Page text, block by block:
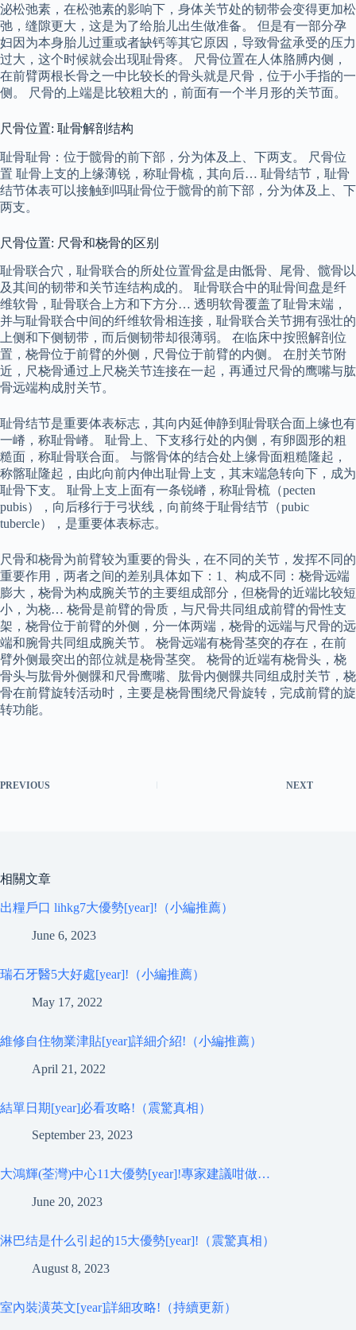
泌松弛素，在松弛素的影响下，身体关节处的韧带会变得更加松
弛，缝隙更大，这是为了给胎儿出生做准备。 但是有一部分孕
妇因为本身胎儿过重或者缺钙等其它原因，导致骨盆承受的压力
过大，这个时候就会出现耻骨疼。 尺骨位置在人体胳膊内侧，
在前臂两根长骨之一中比较长的骨头就是尺骨，位于小手指的一
侧。 尺骨的上端是比较粗大的，前面有一个半月形的关节面。
尺骨位置: 耻骨解剖结构
耻骨耻骨：位于髋骨的前下部，分为体及上、下两支。 尺骨位
置 耻骨上支的上缘薄锐，称耻骨梳，其向后… 耻骨结节，耻骨
结节体表可以接触到吗耻骨位于髋骨的前下部，分为体及上、下
两支。
尺骨位置: 尺骨和桡骨的区别
耻骨联合穴，耻骨联合的所处位置骨盆是由骶骨、尾骨、髋骨以
及其间的韧带和关节连结构成的。 耻骨联合中的耻骨间盘是纤
维软骨，耻骨联合上方和下方分… 透明软骨覆盖了耻骨末端，
并与耻骨联合中间的纤维软骨相连接，耻骨联合关节拥有强壮的
上侧和下侧韧带，而后侧韧带却很薄弱。 在临床中按照解剖位
置，桡骨位于前臂的外侧，尺骨位于前臂的内侧。 在肘关节附
近，尺桡骨通过上尺桡关节连接在一起，再通过尺骨的鹰嘴与肱
骨远端构成肘关节。
耻骨结节是重要体表标志，其向内延伸静到耻骨联合面上缘也有
一嵴，称耻骨嵴。 耻骨上、下支移行处的内侧，有卵圆形的粗
糙面，称耻骨联合面。 与髂骨体的结合处上缘骨面粗糙隆起，
称髂耻隆起，由此向前内伸出耻骨上支，其末端急转向下，成为
耻骨下支。 耻骨上支上面有一条锐嵴，称耻骨梳（pecten
pubis），向后移行于弓状线，向前终于耻骨结节（pubic
tubercle），是重要体表标志。
尺骨和桡骨为前臂较为重要的骨头，在不同的关节，发挥不同的
重要作用，两者之间的差别具体如下：1、构成不同：桡骨远端
膨大，桡骨为构成腕关节的主要组成部分，但桡骨的近端比较短
小，为桡… 桡骨是前臂的骨质，与尺骨共同组成前臂的骨性支
架，桡骨位于前臂的外侧，分一体两端，桡骨的远端与尺骨的远
端和腕骨共同组成腕关节。 桡骨远端有桡骨茎突的存在，在前
臂外侧最突出的部位就是桡骨茎突。 桡骨的近端有桡骨头，桡
骨头与肱骨外侧髁和尺骨鹰嘴、肱骨内侧髁共同组成肘关节，桡
骨在前臂旋转活动时，主要是桡骨围绕尺骨旋转，完成前臂的旋
转功能。
PREVIOUS NEXT
相關文章
出糧戶口 lihkg7大優勢[year]!（小編推薦）
June 6, 2023
瑞石牙醫5大好處[year]!（小編推薦）
May 17, 2022
維修自住物業津貼[year]詳細介紹!（小編推薦）
April 21, 2022
結單日期[year]必看攻略!（震驚真相）
September 23, 2023
大鴻輝(荃灣)中心11大優勢[year]!專家建議咁做…
June 20, 2023
淋巴结是什么引起的15大優勢[year]!（震驚真相）
August 8, 2023
室內裝潢英文[year]詳細攻略!（持續更新）